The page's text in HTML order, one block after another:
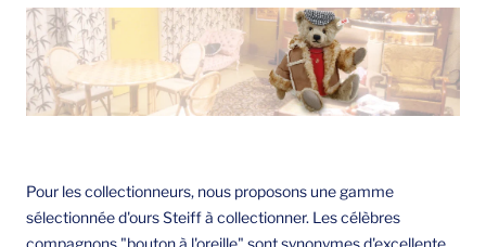
Pour les collectionneurs, nous proposons une gamme
sélectionnée d'ours Steiff à collectionner. Les célèbres